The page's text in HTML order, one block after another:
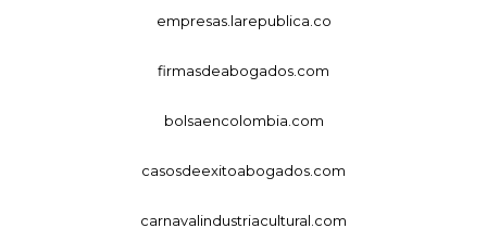
empresas.larepublica.co
firmasdeabogados.com
bolsaencolombia.com
casosdeexitoabogados.com
carnavalindustriacultural.com